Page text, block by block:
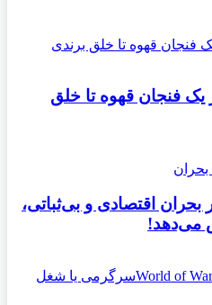
یک فنجان قهوه تا خلق
بحران اقتصادی و بی‌ثباتی،
می‌دهد!